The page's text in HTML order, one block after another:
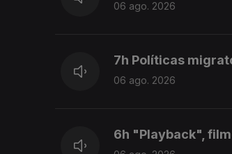
06 ago. 2026
7h Políticas
06 ago. 2026
6h "Playback",